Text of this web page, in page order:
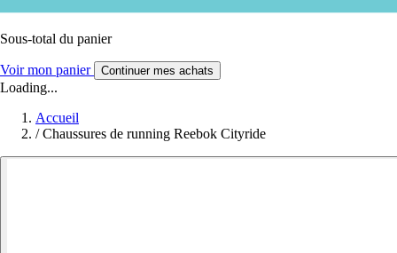
Sous-total du panier
Voir mon panier Continuer mes achats
Loading...
Accueil
/ Chaussures de running Reebok Cityride